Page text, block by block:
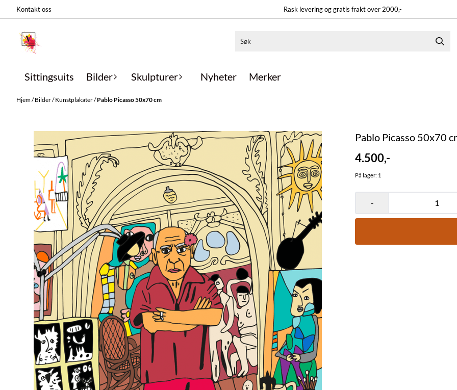
Hopp til innhold
Kontakt oss Rask levering og gratis frakt over 2000,-
Sittingsuits Bilder Skulpturer Nyheter Merker
Hjem/Bilder/Kunstplakater/Pablo Picasso 50x70 cm
Pablo Picasso 50x70
4.500,-
På lager: 1
-